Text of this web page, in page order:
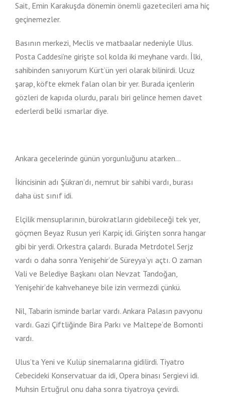
Sait, Emin Karakuşda dönemin önemli gazetecileri ama hiç
geçinemezler.
Basının merkezi, Meclis ve matbaalar nedeniyle Ulus.
Posta Caddesi’ne girişte sol kolda iki meyhane vardı. İlki,
sahibinden sanıyorum Kürt’ün yeri olarak bilinirdi. Ucuz
şarap, köfte ekmek falan olan bir yer. Burada içenlerin
gözleri de kapıda olurdu, paralı biri gelince hemen davet
ederlerdi belki ısmarlar diye.
Ankara gecelerinde günün yorgunluğunu atarken…
İkincisinin adı Şükran’dı, nemrut bir sahibi vardı, burası
daha üst sınıf idi.
Elçilik mensuplarının, bürokratların gidebileceği tek yer,
göçmen Beyaz Rusun yeri Karpiç idi. Girişten sonra hangar
gibi bir yerdi. Orkestra çalardı. Burada Metrdotel Serjz
vardı o daha sonra Yenişehir’de Süreyya’yı açtı. O zaman
Vali ve Belediye Başkanı olan Nevzat Tandoğan,
Yenişehir’de kahvehaneye bile izin vermezdi çünkü.
Nil, Tabarin isminde barlar vardı. Ankara Palasın pavyonu
vardı. Gazi Çiftliğinde Bira Parkı ve Maltepe’de Bomonti
vardı.
Ulus’ta Yeni ve Kulüp sinemalarına gidilirdi. Tiyatro
Cebecideki Konservatuar da idi, Opera binası Sergievi idi.
Muhsin Ertuğrul onu daha sonra tiyatroya çevirdi.